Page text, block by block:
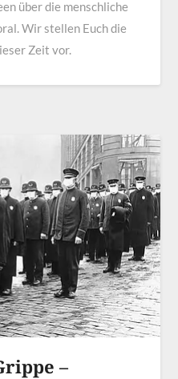
über die menschliche
Wir stellen Euch die
Zeit vor.
–